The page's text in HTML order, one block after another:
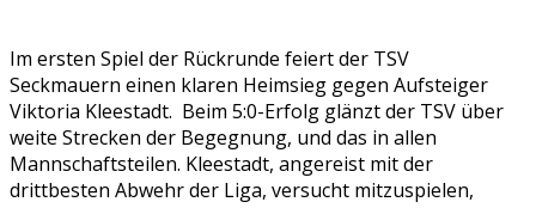
Im ersten Spiel der Rückrunde feiert der TSV
Seckmauern einen klaren Heimsieg gegen Aufsteiger
Viktoria Kleestadt. Beim 5:0-Erfolg glänzt der TSV über
weite Strecken der Begegnung, und das in allen
Mannschaftsteilen. Kleestadt, angereist mit der
drittbesten Abwehr der Liga, versucht mitzuspielen,